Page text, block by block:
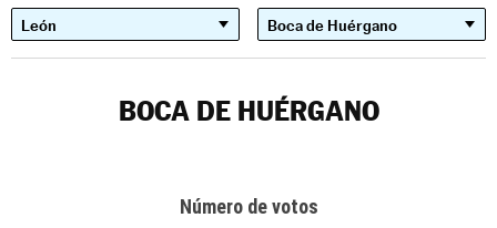
BOCA DE HUÉRGANO
Número de votos